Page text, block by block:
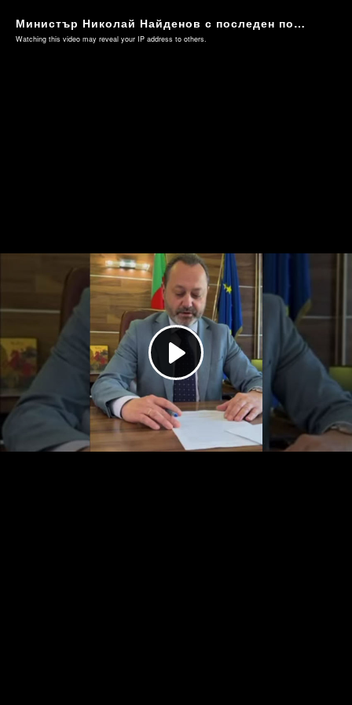
Министър Николай Найденов с последен подпис: Разреши строителството на АМ "Хемус"!
Watching this video may reveal your IP address to others.
Play
Video